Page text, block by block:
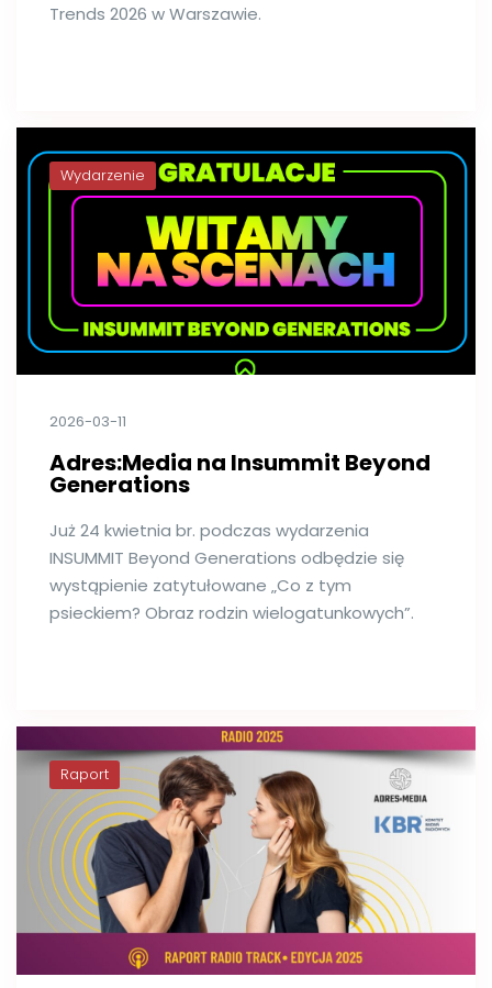
Trends 2026 w Warszawie.
Wydarzenie
2026-03-11
Adres:Media na Insummit Beyond
Generations
Już 24 kwietnia br. podczas wydarzenia
INSUMMIT Beyond Generations odbędzie się
wystąpienie zatytułowane „Co z tym
psieckiem? Obraz rodzin wielogatunkowych”.
Raport